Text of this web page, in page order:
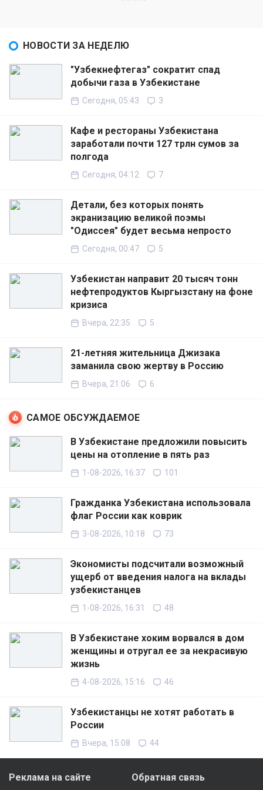
НОВОСТИ ЗА НЕДЕЛЮ
"Узбекнефтегаз" сократит спад
добычи газа в Узбекистане
Сегодня, 05:43 3
Кафе и рестораны Узбекистана
заработали почти 127 трлн сумов за
полгода
Сегодня, 04:12 7
Детали, без которых понять
экранизацию великой поэмы
"Одиссея" будет весьма непросто
Сегодня, 00:47 5
Узбекистан направит 20 тысяч тонн
нефтепродуктов Кыргызстану на фоне
кризиса
Вчера, 22:35 5
21-летняя жительница Джизака
заманила свою жертву в Россию
Вчера, 21:06 6
САМОЕ ОБСУЖДАЕМОЕ
В Узбекистане предложили повысить
цены на отопление в пять раз
1-08-2026, 16:37 101
Гражданка Узбекистана использовала
флаг России как коврик
3-08-2026, 10:18 73
Экономисты подсчитали возможный
ущерб от введения налога на вклады
узбекистанцев
1-08-2026, 16:31 48
В Узбекистане хоким ворвался в дом
женщины и отругал ее за некрасивую
жизнь
4-08-2026, 15:16 46
Узбекистанцы не хотят работать в
России
Вчера, 15:08 44
Реклама на сайте Обратная связь